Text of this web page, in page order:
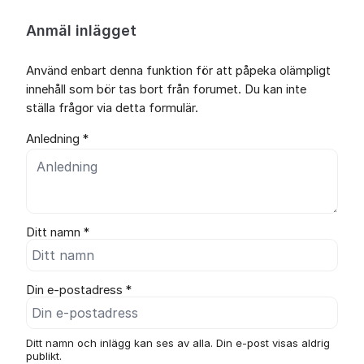
Anmäl inlägget
Använd enbart denna funktion för att påpeka olämpligt
innehåll som bör tas bort från forumet. Du kan inte
ställa frågor via detta formulär.
Anledning *
Ditt namn *
Din e-postadress *
Ditt namn och inlägg kan ses av alla. Din e-post visas aldrig
publikt.